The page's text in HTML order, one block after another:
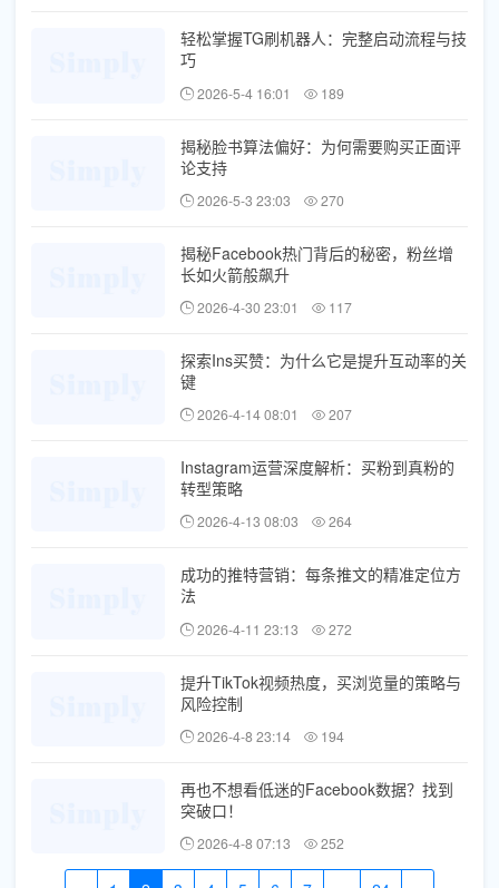
轻松掌握TG刷机器人：完整启动流程与技
巧
2026-5-4 16:01 189
揭秘脸书算法偏好：为何需要购买正面评
论支持
2026-5-3 23:03 270
揭秘Facebook热门背后的秘密，粉丝增
长如火箭般飙升
2026-4-30 23:01 117
探索Ins买赞：为什么它是提升互动率的关
键
2026-4-14 08:01 207
Instagram运营深度解析：买粉到真粉的
转型策略
2026-4-13 08:03 264
成功的推特营销：每条推文的精准定位方
法
2026-4-11 23:13 272
提升TikTok视频热度，买浏览量的策略与
风险控制
2026-4-8 23:14 194
再也不想看低迷的Facebook数据？找到
突破口！
2026-4-8 07:13 252